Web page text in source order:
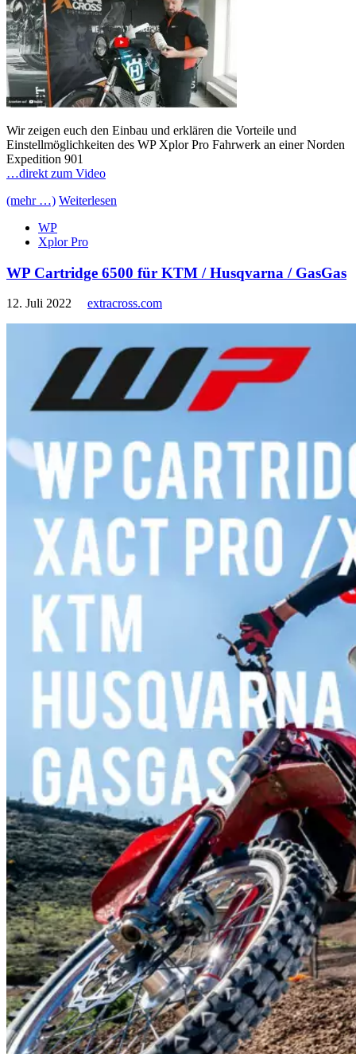
Wir zeigen euch den Einbau und erklären die Vorteile und
Einstellmöglichkeiten des WP Xplor Pro Fahrwerk an einer Norden
Expedition 901
…direkt zum Video
(mehr …) Weiterlesen
WP
Xplor Pro
WP Cartridge 6500 für KTM / Husqvarna / GasGas
12. Juli 2022 extracross.com